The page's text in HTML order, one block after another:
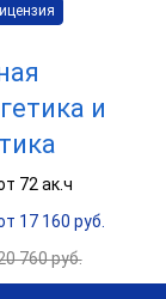
и
72 ак.ч
17 160 руб.
760 руб.